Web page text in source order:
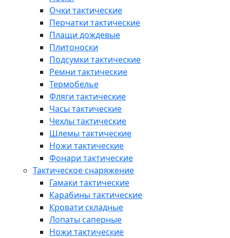
Очки тактические
Перчатки тактические
Плащи дождевые
Плитоноски
Подсумки тактические
Ремни тактические
Термобелье
Фляги тактические
Часы тактические
Чехлы тактические
Шлемы тактические
Ножи тактические
Фонари тактические
Тактическое снаряжение
Гамаки тактические
Карабины тактические
Кровати складные
Лопаты саперные
Ножи тактические